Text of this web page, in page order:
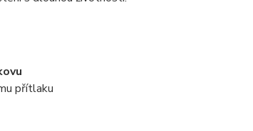
přítlaku